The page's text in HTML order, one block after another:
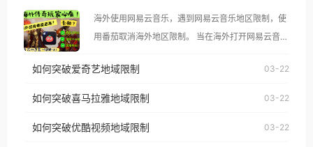
像其他音乐平台一样，出现地区及版权限制问题，且
仅能在中国大陆地区播放。 遇到这个问题的朋友们，
使用番茄回国加速器，即可解决「海外用户收听腾讯
台湾、美国、加拿大、澳大利亚、欧洲等国家和地区
权限制所困扰。
海外使用网易云音乐，遇到网易云音乐地区限制，使
用番茄取消海外地区限制。 当在海外打开网易云音
播放”的提示语。 海外用户如香港、澳门、台湾、美
国、加拿大、澳大利亚、欧洲等国家和地区时，网易
制问题，且仅能在中国大陆地区播放。 遇到这个问题
如何突破爱奇艺地域限制 03-22
如何突破喜马拉雅地域限制 03-22
如何突破优酷视频地域限制 03-22